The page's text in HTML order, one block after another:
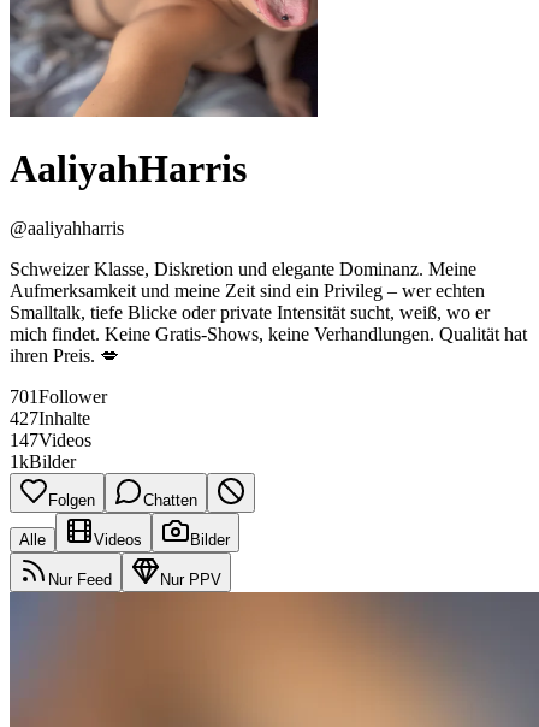
AaliyahHarris
@aaliyahharris
Schweizer Klasse, Diskretion und elegante Dominanz. Meine
Aufmerksamkeit und meine Zeit sind ein Privileg – wer echten
Smalltalk, tiefe Blicke oder private Intensität sucht, weiß, wo er
mich findet. Keine Gratis-Shows, keine Verhandlungen. Qualität hat
ihren Preis. 💋
701Follower
427Inhalte
147Videos
1kBilder
Folgen Chatten
Alle Videos Bilder
Nur Feed Nur PPV